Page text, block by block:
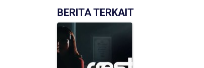
BERITA TERKAIT